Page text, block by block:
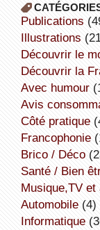
publications
illustrations
découvrir le
découvrir la
avec humour
avis
côté pratique
Francophonie
Brico / Déco
Santé / Bien
Musique,TV
Automobile(4)
informatique